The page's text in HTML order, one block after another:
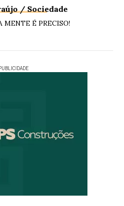
/ Sociedade
MENTE É PRECISO!